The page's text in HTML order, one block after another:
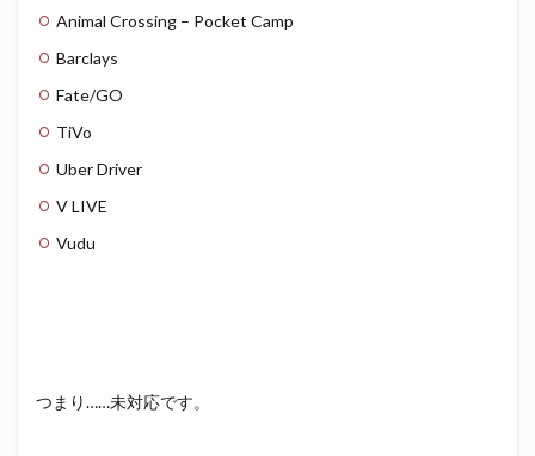
Animal Crossing – Pocket Camp
Barclays
Fate/GO
TiVo
Uber Driver
V LIVE
Vudu
つまり……未対応です。